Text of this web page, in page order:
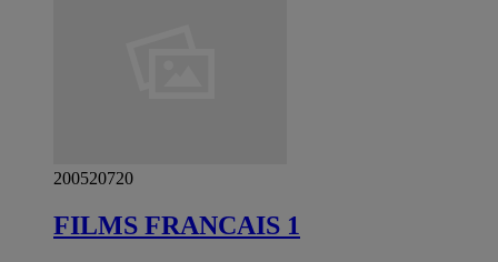
200520720
FILMS FRANCAIS 1